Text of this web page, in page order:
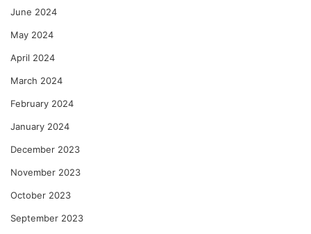
June 2024
May 2024
April 2024
March 2024
February 2024
January 2024
December 2023
November 2023
October 2023
September 2023